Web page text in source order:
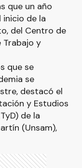
que un año
de la
del Centro de
Trabajo y
que se
se
destacó el
y Estudios
de la
(Unsam),